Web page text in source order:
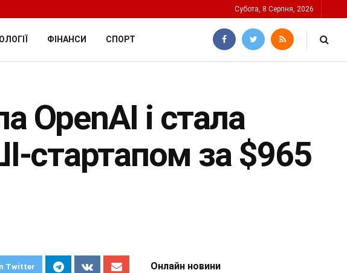
Субота, 8 Серпня, 2026
ФІНАНСИ СПОРТ
OpenAI і стала
стартапом за $965
Twitter Онлайн новини